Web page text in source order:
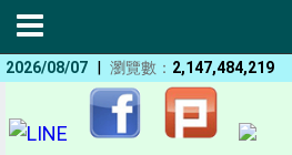
2026/08/07 | 瀏覽數： 2,147,484,219